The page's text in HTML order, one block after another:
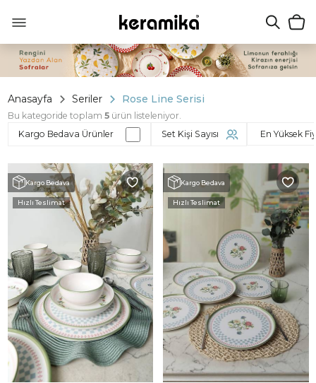
Anasayfa Seriler Rose Line Serisi
Bu kategoride toplam 5ürün listeleniyor.
Kargo Bedava Ürünler
Set Kişi Sayısı
Kargo Bedava
Hızlı Teslimat
Kargo Bedava
Hızlı Teslimat